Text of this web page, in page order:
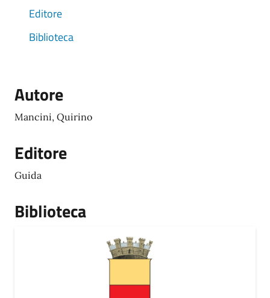
Editore
Biblioteca
Autore
Mancini, Quirino
Editore
Guida
Biblioteca